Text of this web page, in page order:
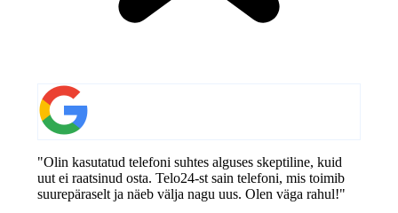
"Olin kasutatud telefoni suhtes alguses skeptiline, kuid
uut ei raatsinud osta. Telo24-st sain telefoni, mis toimib
suurepäraselt ja näeb välja nagu uus. Olen väga rahul!"